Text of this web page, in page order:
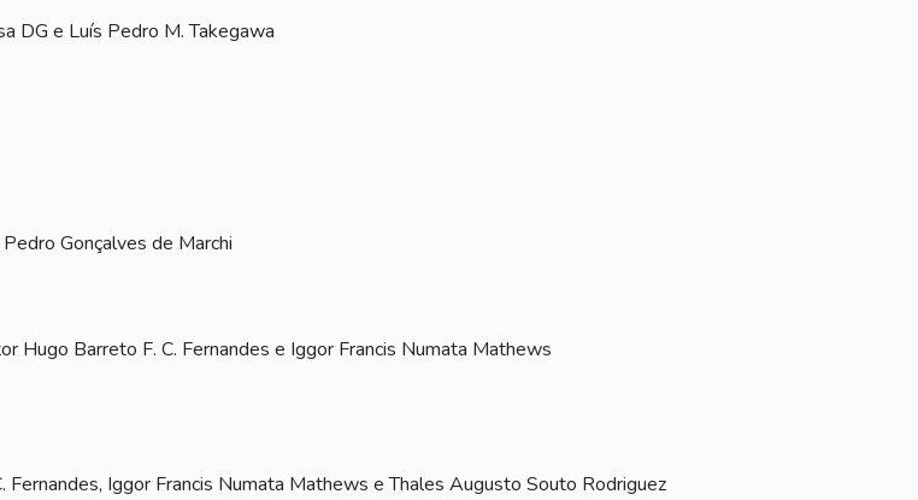
DG e Luís Pedro M. Takegawa
Gonçalves de Marchi
Hugo Barreto F. C. Fernandes e Iggor Francis Numata Mathews
Iggor Francis Numata Mathews e Thales Augusto Souto Rodriguez